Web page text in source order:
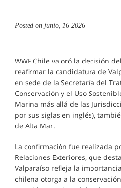
Posted on junio, 16 2026
WWF Chile valoró la decisión
reafirmar la candidatura de
en sede de la Secretaría del
Conservación y el Uso
Marina más allá de las
por sus siglas en inglés),
de Alta Mar.
La confirmación fue realizada
Relaciones Exteriores, que
Valparaíso refleja la
chilena otorga a la